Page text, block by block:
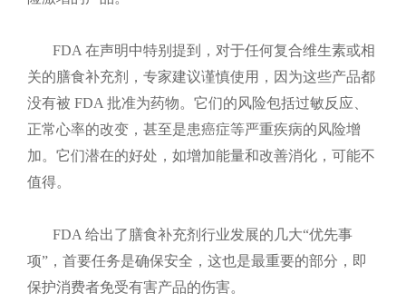
FDA 在声明中特别提到，对于任何复合维生素或相
关的膳食补充剂，专家建议谨慎使用，因为这些产品都
没有被 FDA 批准为药物。它们的风险包括过敏反应、
正常心率的改变，甚至是患癌症等严重疾病的风险增
加。它们潜在的好处，如增加能量和改善消化，可能不
值得。
FDA 给出了膳食补充剂行业发展的几大“优先事
项”，首要任务是确保安全，这也是最重要的部分，即
保护消费者免受有害产品的伤害。